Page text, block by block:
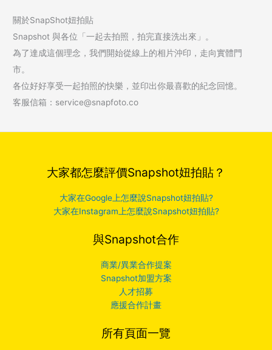
關於SnapShot妞拍貼
Snapshot 與各位「一起去拍照，拍完直接洗出來」。
為了達成這個理念，我們開始從線上的相片沖印，走向實體門
市。
各位好好享受一起拍照的快樂，並印出你最喜歡的紀念回憶。
客服信箱：service@snapfoto.co
大家都怎麼評價Snapshot妞拍貼？
大家在Google上怎麼說Snapshot妞拍貼?
大家在Instagram上怎麼說Snapshot妞拍貼?
與Snapshot合作
商業/異業合作提案
Snapshot加盟方案
人才招募
應援合作計畫
所有頁面一覽